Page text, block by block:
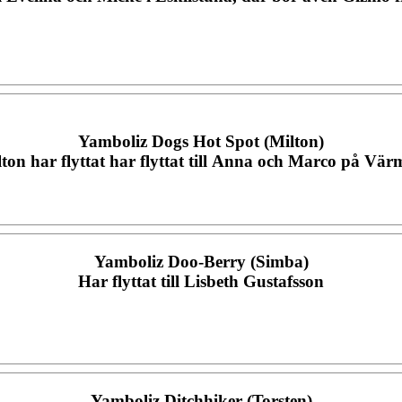
Yamboliz Dogs Hot Spot (Milton)
har flyttat har flyttat till Anna och Marco på
Yamboliz Doo-Berry (Simba)
Har flyttat till Lisbeth Gustafsson